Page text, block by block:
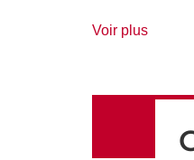
Voir plusde